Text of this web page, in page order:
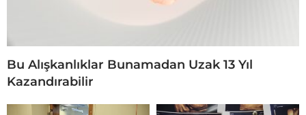
Bu Alışkanlıklar Bunamadan Uzak 13 Yıl
Kazandırabilir